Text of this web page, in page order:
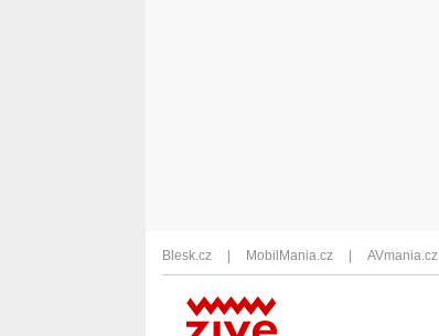
Blesk.cz MobilMania.cz AVmania.cz